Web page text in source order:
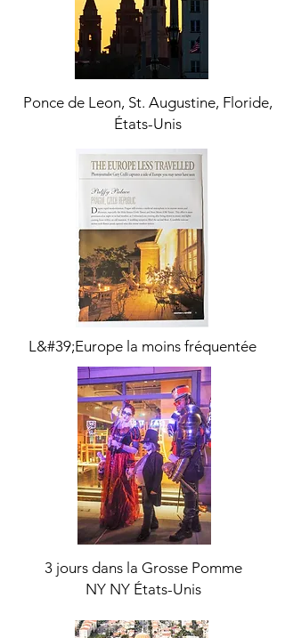
Ponce de Leon, St. Augustine, Floride,
États-Unis
L&#39;Europe la moins fréquentée
3 jours dans la Grosse Pomme
NY NY États-Unis